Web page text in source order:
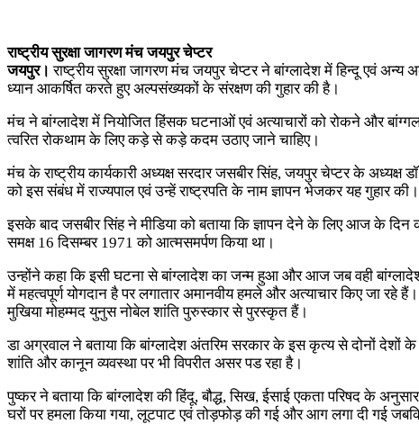
राष्ट्रीय सुरक्षा जागरण मंच जयपुर चेप्टर
जयपुर। राष्ट्रीय सुरक्षा जागरण मंच जयपुर चेप्टर ने बांग्लादेश में हिन्दू एवं
ध्यान आकर्षित करते हुए अल्पसंख्यकों के संरक्षण की गुहार की है।
मंच ने बांग्लादेश में नियोजित हिंसक घटनाओं एवं अत्याचारों को रोकने और
त्वरित रोकथाम के लिए कड़े से कड़े कदम उठाए जाने चाहिए।
मंच के राष्ट्रीय कार्यकारी अध्यक्ष सरदार जसबीर सिंह, जयपुर चेप्टर के अध्यक्ष
को इस संबंध में राज्यपाल एवं उन्हें राष्ट्रपति के नाम ज्ञापन भेजकर यह गुहार की।
इसके बाद जसबीर सिंह ने मीडिया को बताया कि ज्ञापन देने के लिए आज के
समक्ष 16 दिसम्बर 1971 को आत्मसमर्पण किया था।
उन्होंने कहा कि इसी घटना से बांग्लादेश का जन्म हुआ और आज जब वही
में महत्वपूर्ण योगदान है पर लगातार अमानवीय हमले और अत्याचार किए जा
मुखिया मोहम्मद युनुस नोबेल शांति पुरुस्कार से पुरस्कृत हैं।
डा अग्रवाल ने बताया कि बांग्लादेश अंतरिम सरकार के इस कृत्य से दोनों देशों
शांति और कानून व्यवस्था पर भी विपरीत असर पड रहा है।
पुष्कर ने बताया कि बांग्लादेश की हिंदू, बौद्ध, सिख, ईसाई एकता परिषद के
घरों पर हमला किया गया, लूटपाट एवं तोड़फोड़ की गई और आग लगा दी गई